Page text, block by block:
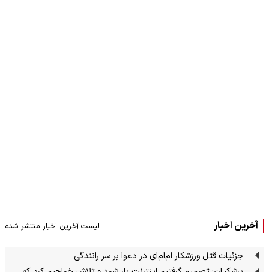
آخرین اخبار لیست آخرین اخبار منتشر شده
جزئیات قتل ورزشکار ام‌ام‌ای در دعوا بر سر رانندگی